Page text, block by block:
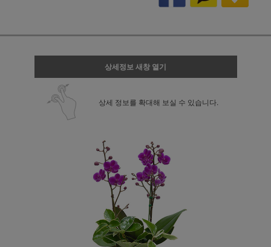
상세정보 새창 열기
상세 정보를 확대해 보실 수 있습니다.